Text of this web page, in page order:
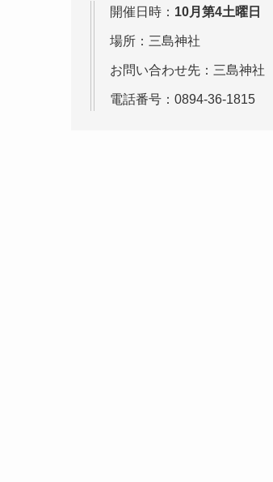
開催日時： 10月第4土曜日
場所：三島神社
お問い合わせ先：三島神社
電話番号：0894-36-1815